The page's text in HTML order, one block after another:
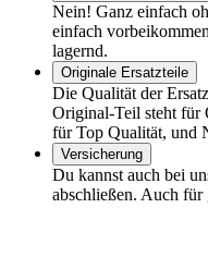
Nein! Ganz einfach
einfach
lagernd.
Originale Ersatzteile
Die Qualität der
Original-Teil steht für
für Top Qualität, und
Versicherung
Du kannst auch bei
abschließen. Auch für